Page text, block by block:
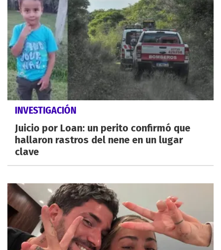
INVESTIGACIÓN
Juicio por Loan: un perito confirmó que
hallaron rastros del nene en un lugar
clave